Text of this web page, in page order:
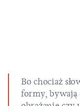
Bo chociaż
formy, bywają